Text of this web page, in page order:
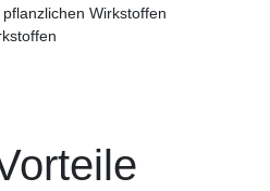
Wirkstoffen